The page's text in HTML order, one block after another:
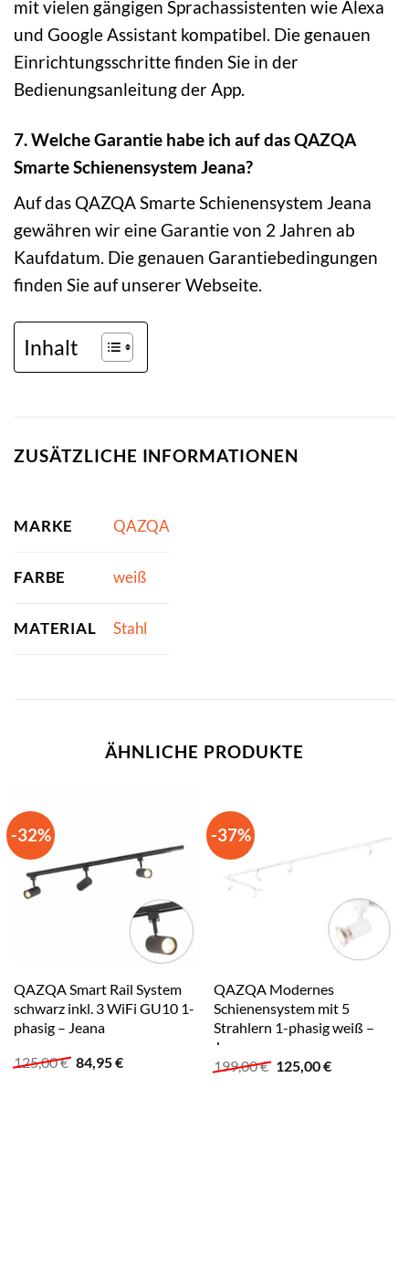
mit vielen gängigen Sprachassistenten wie Alexa
und Google Assistant kompatibel. Die genauen
Einrichtungsschritte finden Sie in der
Bedienungsanleitung der App.
7. Welche Garantie habe ich auf das QAZQA
Smarte Schienensystem Jeana?
Auf das QAZQA Smarte Schienensystem Jeana
gewähren wir eine Garantie von 2 Jahren ab
Kaufdatum. Die genauen Garantiebedingungen
finden Sie auf unserer Webseite.
Inhalt
ZUSÄTZLICHE INFORMATIONEN
MARKE QAZQA
FARBE weiß
MATERIAL Stahl
ÄHNLICHE PRODUKTE
-32%
QAZQA Smart Rail System
schwarz inkl. 3 WiFi GU10 1-
phasig – Jeana
125,00€ Ursprünglicher
Preis
84,95€Aktueller
-37%
QAZQA Modernes
Schienensystem mit 5
Strahlern 1-phasig weiß –
Jeany
199,00€ Ursprünglicher
Preis
125,00€Aktueller